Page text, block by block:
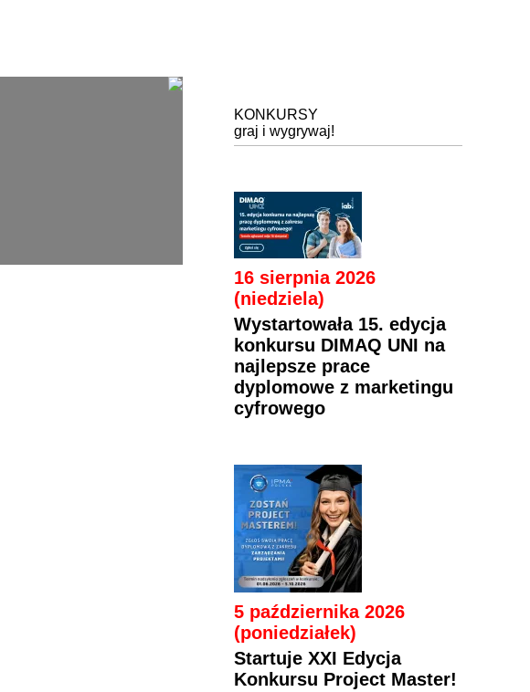
KONKURSY
graj i wygrywaj!
16 sierpnia 2026
(niedziela)
Wystartowała 15. edycja
konkursu DIMAQ UNI na
najlepsze prace
dyplomowe z marketingu
cyfrowego
5 października 2026
(poniedziałek)
Startuje XXI Edycja
Konkursu Project Master!